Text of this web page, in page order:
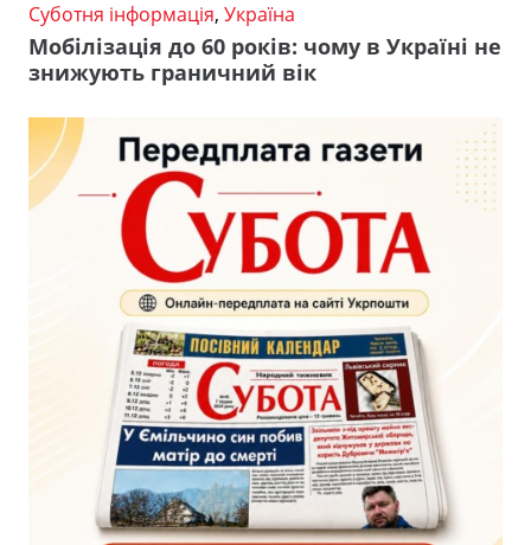
Суботня інформація, Україна
Мобілізація до 60 років: чому в Україні не
знижують граничний вік